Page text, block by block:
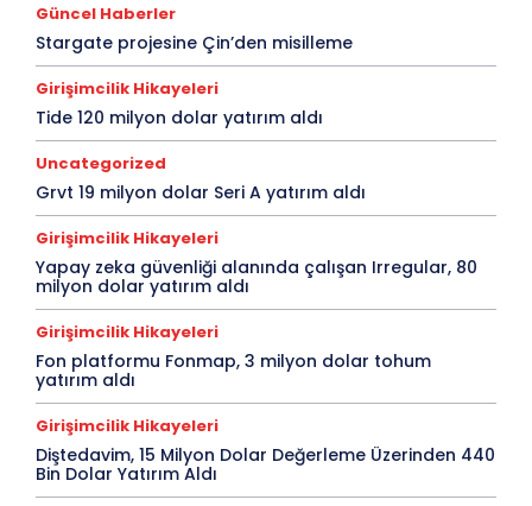
Güncel Haberler
Stargate projesine Çin’den misilleme
Girişimcilik Hikayeleri
Tide 120 milyon dolar yatırım aldı
Uncategorized
Grvt 19 milyon dolar Seri A yatırım aldı
Girişimcilik Hikayeleri
Yapay zeka güvenliği alanında çalışan Irregular, 80
milyon dolar yatırım aldı
Girişimcilik Hikayeleri
Fon platformu Fonmap, 3 milyon dolar tohum
yatırım aldı
Girişimcilik Hikayeleri
Diştedavim, 15 Milyon Dolar Değerleme Üzerinden 440
Bin Dolar Yatırım Aldı